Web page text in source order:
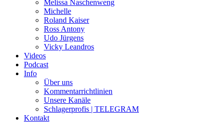
Melissa Naschenweng
Michelle
Roland Kaiser
Ross Antony
Udo Jürgens
Vicky Leandros
Videos
Podcast
Info
Über uns
Kommentarrichtlinien
Unsere Kanäle
Schlagerprofis | TELEGRAM
Kontakt